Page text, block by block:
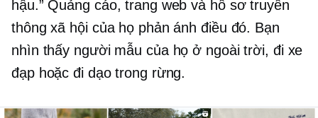
hậu.” Quảng cáo, trang web và hồ sơ truyền
thông xã hội của họ phản ánh điều đó. Bạn
nhìn thấy người mẫu của họ ở ngoài trời, đi xe
đạp hoặc đi dạo trong rừng.